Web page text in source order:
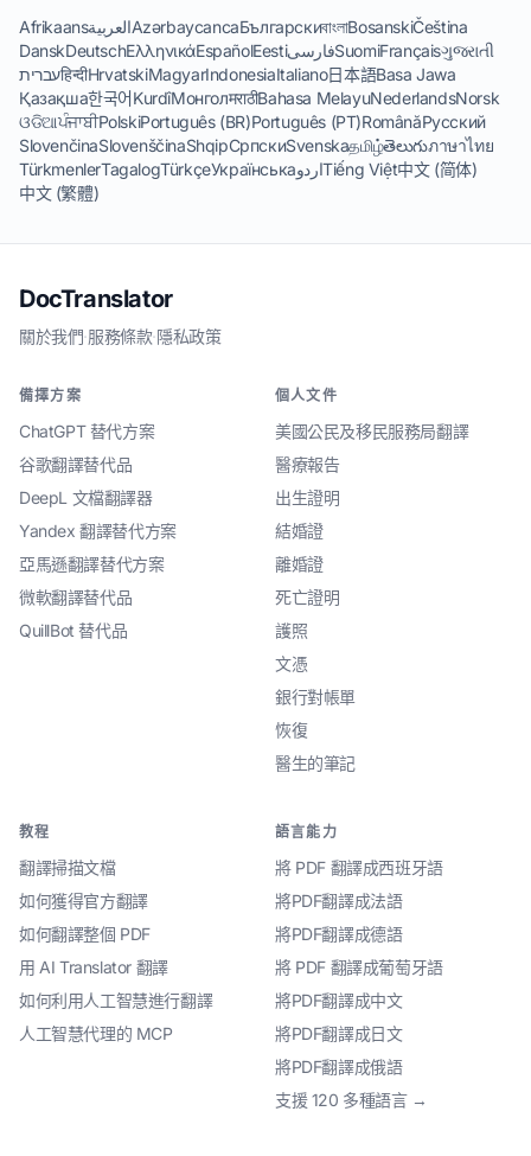
AfrikaansالعربيةAzərbaycancaБългарскиবাংলাBosanskiČeština
DanskDeutschΕλληνικάEspañolEestiفارسیSuomiFrançaisગુજરાતી
עבריתहिन्दीHrvatskiMagyarIndonesiaItaliano日本語Basa Jawa
Қазақша한국어KurdîМонголमराठीBahasa MelayuNederlandsNorsk
ଓଡିଆਪੰਜਾਬੀPolskiPortuguês (BR)Português (PT)RomânăРусский
SlovenčinaSlovenščinaShqipСрпскиSvenskaதமிழ்తెలుగుภาษาไทย
TürkmenlerTagalogTürkçeУкраїнськаاردوTiếng Việt中文 (简体)
中文 (繁體)
DocTranslator
關於我們·服務條款·隱私政策
備擇方案
ChatGPT 替代方案
谷歌翻譯替代品
DeepL 文檔翻譯器
Yandex 翻譯替代方案
亞馬遜翻譯替代方案
微軟翻譯替代品
QuillBot 替代品
個人文件
美國公民及移民服務局翻譯
醫療報告
出生證明
結婚證
離婚證
死亡證明
護照
文憑
銀行對帳單
恢復
醫生的筆記
教程
翻譯掃描文檔
如何獲得官方翻譯
如何翻譯整個 PDF
用 AI Translator 翻譯
如何利用人工智慧進行翻譯
人工智慧代理的 MCP
語言能力
將 PDF 翻譯成西班牙語
將PDF翻譯成法語
將PDF翻譯成德語
將 PDF 翻譯成葡萄牙語
將PDF翻譯成中文
將PDF翻譯成日文
將PDF翻譯成俄語
支援 120 多種語言 →